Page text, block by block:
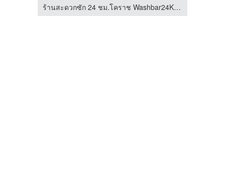
ร้านสะดวกซัก 24 ชม.โคราช Washbar24Korat